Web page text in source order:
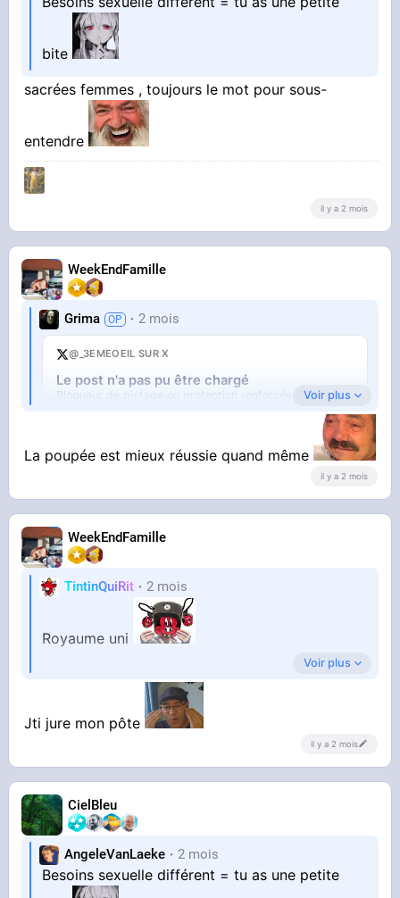
bite
sacrées femmes , toujours le mot pour sous-
entendre
il y a 2 mois
WeekEndFamille
Grima 2 mois
@_3EMEOEIL SUR X
Le post n'a pas pu être chargé
Bloqueur de pistage ou protection renforcée (Firefox).
Vous pensez qu'il y a un message derrière ?
Voir plus
La poupée est mieux réussie quand même
il y a 2 mois
WeekEndFamille
TintinQuiRit 2 mois
Royaume uni
La cour des miracles
Voir plus
Jti jure mon pôte
il y a 2 mois
CielBleu
AngeleVanLaeke 2 mois
Besoins sexuelle différent = tu as une petite